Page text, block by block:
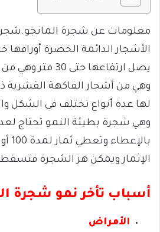
معلومات عن شجرة المانجو.
الأشجار الدائمة الخضرة أوراقها
يصل ارتفاعها حتى
وهي من أشجار الفاكهة القشرية
لها عدة أنواع تختلف في الشكل
وهي شجرة بطيئة النمو تحتاج
الإثمار ويمكن هز الشجرة فتسقط
أسباب تأخر نمو شجرة
الأمراض